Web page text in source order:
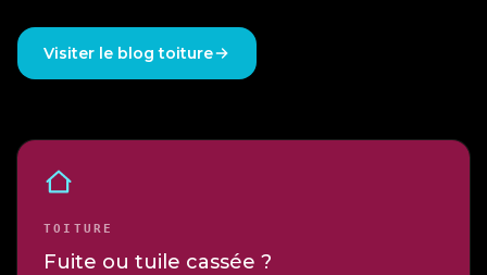
Visiter le blog toiture
TOITURE
Fuite ou tuile cassée ?